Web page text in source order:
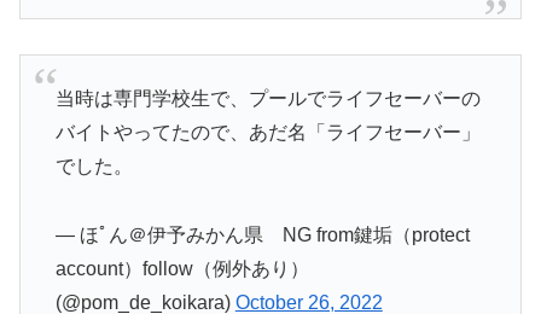
当時は専門学校生で、プールでライフセーバーの
バイトやってたので、あだ名「ライフセーバー」
でした。
— ほﾟん＠伊予みかん県 NG from鍵垢（protect
account）follow（例外あり）
(@pom_de_koikara) October 26, 2022